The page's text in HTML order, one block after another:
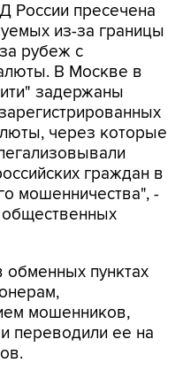
России пресечена
из-за границы
рубеж с
В Москве в
задержаны
через которые
граждан в
мошенничества", -
пунктах
мошенников,
переводили ее на